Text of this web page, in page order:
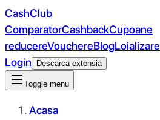
CashClub
ComparatorCashbackCupoane
reducereVouchereBlogLoializare
Login
Descarca extensia
Toggle menu
Acasa